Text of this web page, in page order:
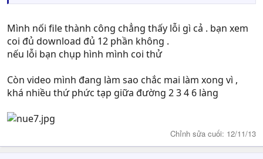
Mình nối file thành công chẳng thấy lỗi gì cả . bạn xem
coi đủ download đủ 12 phần không .
nếu lỗi bạn chụp hình mình coi thử
Còn video mình đang làm sao chắc mai làm xong vì ,
khá nhiều thứ phức tạp giữa đường 2 3 4 6 làng
Chỉnh sửa cuối: 12/11/13